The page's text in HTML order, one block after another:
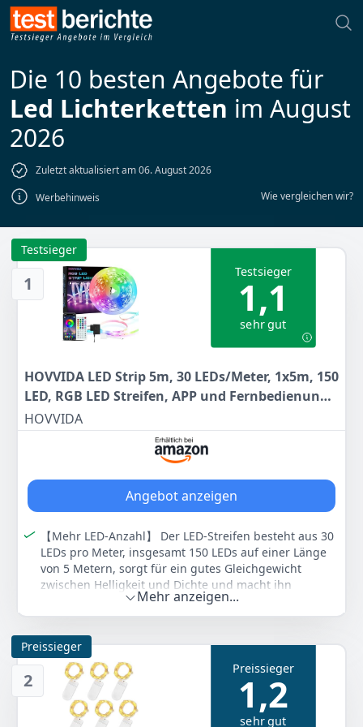
Die 10 besten Angebote für
Led Lichterketten im August
2026
Zuletzt aktualisiert am 06. August 2026
Werbehinweis
Wie vergleichen wir?
1
Testsieger
Testsieger
1,1
sehr gut
HOVVIDA LED Strip 5m, 30 LEDs/Meter, 1x5m, 150
LED, RGB LED Streifen, APP und Fernbedienung,
Musikmodus, Timing-Modus, LED für Zimmer,
Wohnzimmer, Küche, Schlafzimmer, Bar, Party
HOVVIDA
Angebot anzeigen
【Mehr LED-Anzahl】 Der LED-Streifen besteht aus 30
LEDs pro Meter, insgesamt 150 LEDs auf einer Länge
von 5 Metern, sorgt für ein gutes Gleichgewicht
zwischen Helligkeit und Dichte und macht ihn
vielseitig für dekorative und funktionale Zwecke. Die
RGB-LED verfügt über 16 Millionen Farben, die Sie
über die App auswählen können.
【Musik- und Mikrofonmodus】 Der LED-Streifen
verfügt über einen Musikmodus und ein eingebautes
Mikrofon. Der LED-Streifen kann je nach Rhythmus der
Musik seine Farbe ändern. Egal, ob Sie eine Party
veranstalten, zu Hause entspannen oder das Festival
Mehr anzeigen...
2
Preissieger
Preissieger
1,2
sehr gut